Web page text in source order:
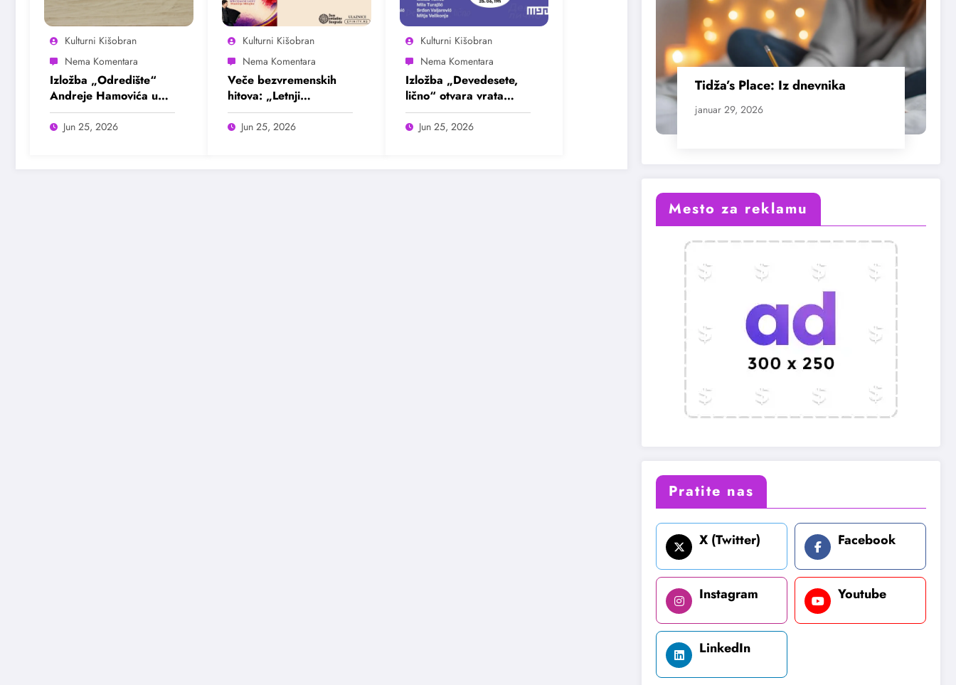
Kulturni Kišobran
Izložba „Odredište“
Andreje Hamovića u
Bioskopu Balkan
Jun 25, 2026
Kulturni Kišobran
Veče bezvremenskih
hitova: „Letnji
evergrin“ u Domu
omladine Beograda
Jun 25, 2026
Kulturni Kišobran
Izložba „Devedesete,
lično“ otvara vrata
intimnim pričama jedne
burne decenije
Jun 25, 2026
Tidža’s Place: Iz dnevnika
januar 29, 2026
Mesto za reklamu
Pratite nas
X (Twitter) Facebook
Instagram Youtube
LinkedIn